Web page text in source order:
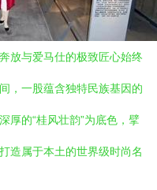
放与爱马仕的极致匠心始终
，一股蕴含独特民族基因的
的“桂风壮韵”为底色，擘
造属于本土的世界级时尚名